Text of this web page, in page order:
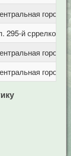
295-й сррелковой